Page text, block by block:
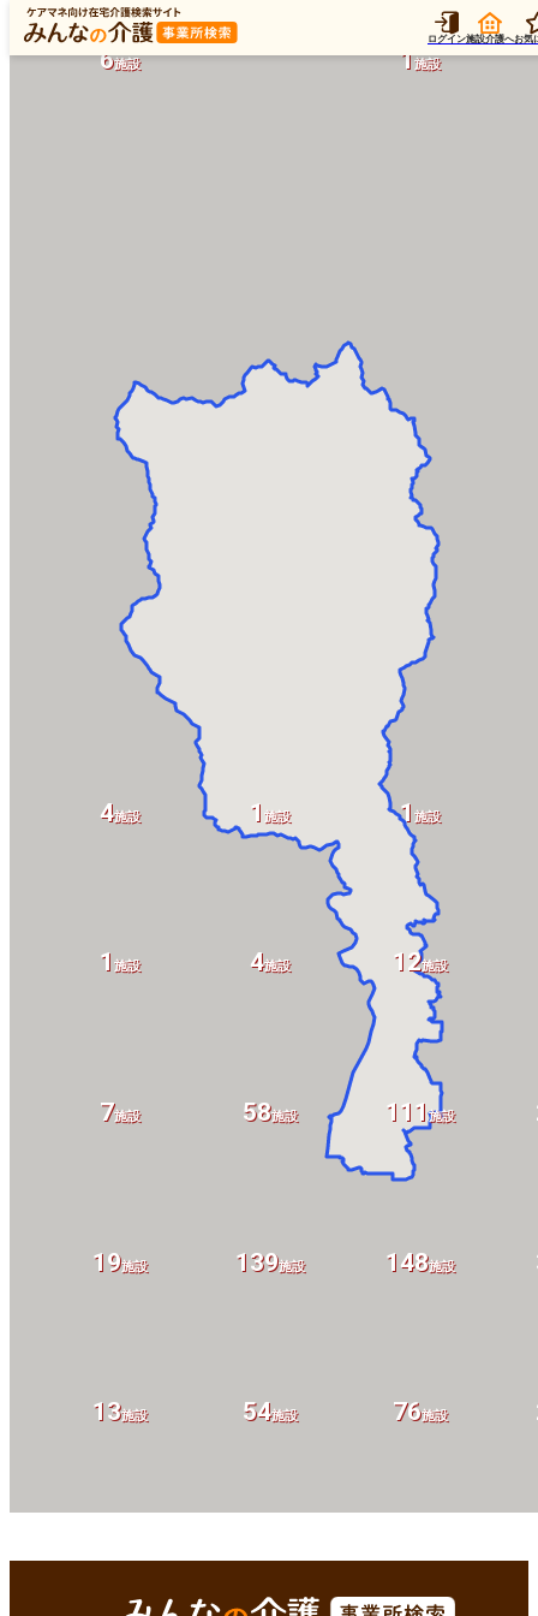
ログイン施設介護へお気
1施設 17施設 22施設
13施設 54施設 76施設
19施設 139施設 148施設
7施設 58施設 111施設
1 施設 4施設 12施設
4施設 1 施設 1 施設
6施設 1施設